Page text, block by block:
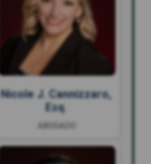
Nicole J. Cannizzaro,
Esq.
ABOGADO